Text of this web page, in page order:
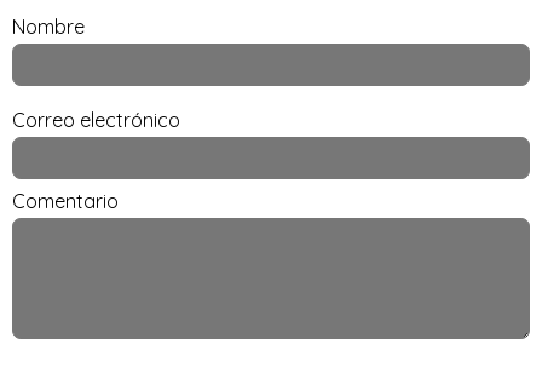
Nombre
Correo electrónico
Comentario